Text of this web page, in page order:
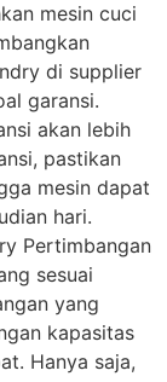
mesin cuci
di supplier
garansi.
akan lebih
pastikan
mesin dapat
hari.
Pertimbangan
sesuai
yang
kapasitas
Hanya saja,